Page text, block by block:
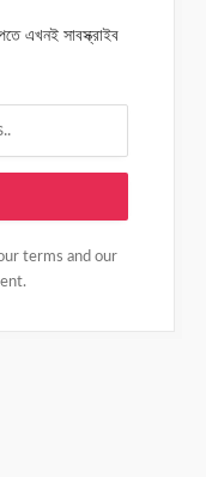
এখনই সাবস্ক্রাইব
terms and our